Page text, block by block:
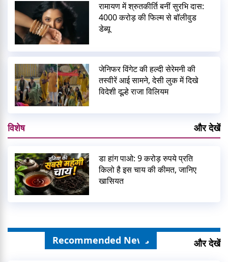
रामायण में श्रुतकीर्ति बनीं सुरभि दास:
4000 करोड़ की फिल्म से बॉलीवुड
डेब्यू
जेनिफर विंगेट की हल्दी सेरेमनी की
तस्वीरें आई सामने, देसी लुक में दिखे
विदेशी दूल्हे राजा विलियम
विशेष और देखें
डा हांग पाओ: 9 करोड़ रुपये प्रति
किलो है इस चाय की कीमत, जानिए
खासियत
Recommended News और देखें